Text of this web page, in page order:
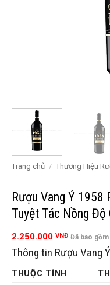
Trang chủ / Thương Hiệu
Rượu Vang Ý
Tuyệt Tác Nồng Độ
2.250.000 VNĐ Đã bao gồm
Thông tin Rượu Vang
THUỘC TÍNH